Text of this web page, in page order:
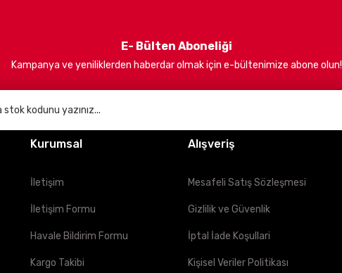
E- Bülten Aboneliği
Kampanya ve yeniliklerden haberdar olmak için e-bültenimize abone olun!
Kurumsal
İletişim
İletişim Formu
Havale Bildirim Formu
Kargo Takibi
Alışveriş
Mesafeli Satış Sözleşmesi
Gizlilik ve Güvenlik
İptal İade Koşullari
Kişisel Veriler Politikası